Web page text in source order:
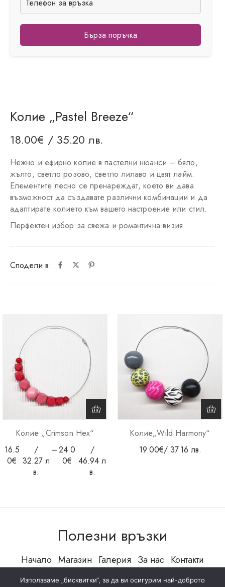
Колие „Pastel Breeze“
18.00€ / 35.20 лв.
Нежно и ефирно колие в пастелни нюанси – бяло,
жълто, светло розово, светло лилаво и цвят лайм.
Елементите лесно се пренареждат, което ви дава
възможност да създавате различни комбинации и да
адаптирате колието към вашето настроение или стил.
Перфектен избор за свежа и романтична визия.
Бърза поръчка
Сподели в:
Колие „Crimson Hex“
16.5
0€
/
32.27 л
в.
–24.0
0€
/
46.94 л
в.
Колие„Wild Harmony“
19.00€/ 37.16 лв.
Полезни връзки
Начало Магазин Галерия За нас Контакти
Използваме „бисквитки“, за да ви осигурим най-доброто